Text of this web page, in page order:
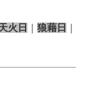
火日 狼藉日